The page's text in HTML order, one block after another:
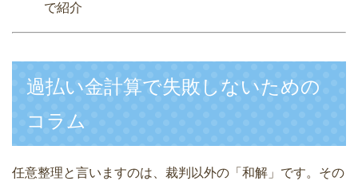
で紹介
過払い金計算で失敗しないための
コラム
任意整理と言いますのは、裁判以外の「和解」です。その